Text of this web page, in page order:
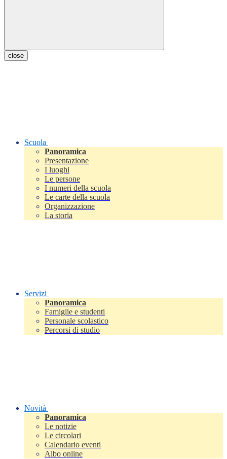
close
Scuola
Panoramica
Presentazione
I luoghi
Le persone
I numeri della scuola
Le carte della scuola
Organizzazione
La storia
Servizi
Panoramica
Famiglie e studenti
Personale scolastico
Percorsi di studio
Novità
Panoramica
Le notizie
Le circolari
Calendario eventi
Albo online